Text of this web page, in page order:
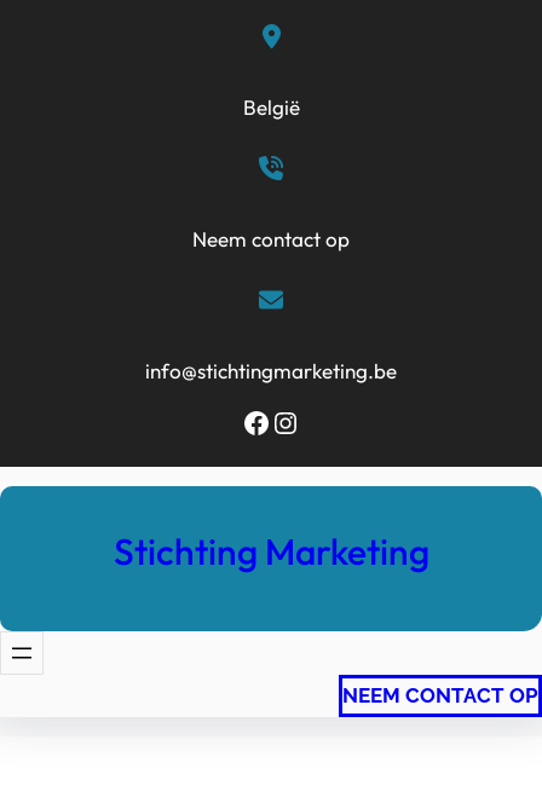
België
Neem contact op
info@stichtingmarketing.be
Facebook Instagram
Stichting Marketing
NEEM CONTACT OP